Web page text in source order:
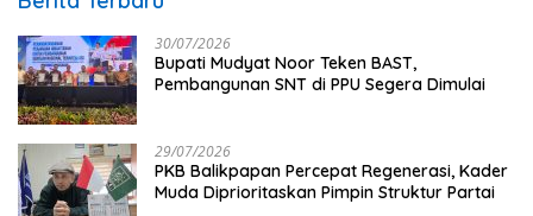
30/07/2026
Bupati Mudyat Noor Teken BAST,
Pembangunan SNT di PPU Segera Dimulai
29/07/2026
PKB Balikpapan Percepat Regenerasi, Kader
Muda Diprioritaskan Pimpin Struktur Partai